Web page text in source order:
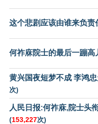
这个悲剧应该由谁来负责
何祚庥院士的最后一蹦高
黄兴国夜短梦不成 李鸿
次)
人民日报:何祚庥,院士头
(153,227次)